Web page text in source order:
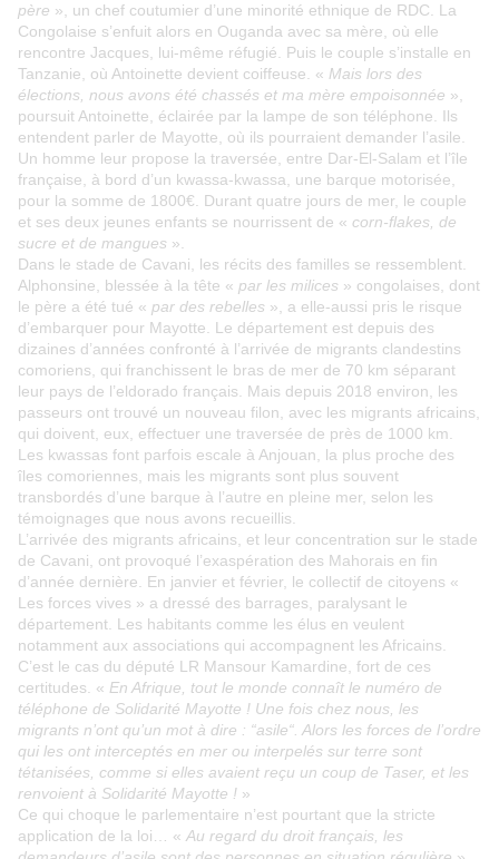
père », un chef coutumier d’une minorité ethnique de RDC. La
Congolaise s’enfuit alors en Ouganda avec sa mère, où elle
rencontre Jacques, lui-même réfugié. Puis le couple s’installe en
Tanzanie, où Antoinette devient coiffeuse. « Mais lors des
élections, nous avons été chassés et ma mère empoisonnée »,
poursuit Antoinette, éclairée par la lampe de son téléphone. Ils
entendent parler de Mayotte, où ils pourraient demander l’asile.
Un homme leur propose la traversée, entre Dar-El-Salam et l’île
française, à bord d’un kwassa-kwassa, une barque motorisée,
pour la somme de 1800€. Durant quatre jours de mer, le couple
et ses deux jeunes enfants se nourrissent de « corn-flakes, de
sucre et de mangues ».
Dans le stade de Cavani, les récits des familles se ressemblent.
Alphonsine, blessée à la tête « par les milices » congolaises, dont
le père a été tué « par des rebelles », a elle-aussi pris le risque
d’embarquer pour Mayotte. Le département est depuis des
dizaines d’années confronté à l’arrivée de migrants clandestins
comoriens, qui franchissent le bras de mer de 70 km séparant
leur pays de l’eldorado français. Mais depuis 2018 environ, les
passeurs ont trouvé un nouveau filon, avec les migrants africains,
qui doivent, eux, effectuer une traversée de près de 1000 km.
Les kwassas font parfois escale à Anjouan, la plus proche des
îles comoriennes, mais les migrants sont plus souvent
transbordés d’une barque à l’autre en pleine mer, selon les
témoignages que nous avons recueillis.
L’arrivée des migrants africains, et leur concentration sur le stade
de Cavani, ont provoqué l’exaspération des Mahorais en fin
d’année dernière. En janvier et février, le collectif de citoyens «
Les forces vives » a dressé des barrages, paralysant le
département. Les habitants comme les élus en veulent
notamment aux associations qui accompagnent les Africains.
C’est le cas du député LR Mansour Kamardine, fort de ces
certitudes. « En Afrique, tout le monde connaît le numéro de
téléphone de Solidarité Mayotte ! Une fois chez nous, les
migrants n’ont qu’un mot à dire : “asile“. Alors les forces de l’ordre
qui les ont interceptés en mer ou interpelés sur terre sont
tétanisées, comme si elles avaient reçu un coup de Taser, et les
renvoient à Solidarité Mayotte ! »
Ce qui choque le parlementaire n’est pourtant que la stricte
application de la loi… « Au regard du droit français, les